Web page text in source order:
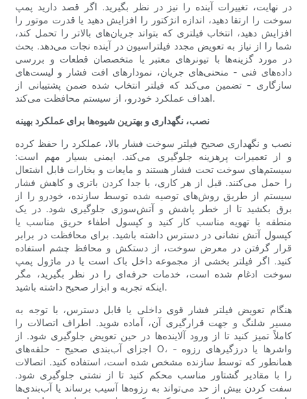
در نهایت، تغییرات آینده را نیز در نظر بگیرید. اگر قصد دارید پمپ
سوخت را ارتقا دهید، اندازه انژکتور را افزایش دهید یا قدرت موتور را
افزایش دهید، انتخاب فیلتری که بتواند جریان‌های بالاتر را تحمل کند،
شما را از نیاز به تعویض مجدد فیلتراسیون در آینده نجات می‌دهد. بحث
در مورد گزینه‌ها با تیونرهای معتبر یا متخصصان قطعات و بررسی
داده‌های فنی - منحنی‌های جریان، نمودارهای افت فشار و لیست‌های
سازگاری - تضمین می‌کند که فیلتر انتخاب شده ضمن پشتیبانی از
اهداف عملکرد خودرو، از سیستم محافظت می‌کند.
نصب، نگهداری و بهترین شیوه‌ها برای عملکرد بهینه
نصب و نگهداری صحیح فیلتر سوخت فشار بالا، عملکرد را حفظ کرده
و از تعمیرات پرهزینه جلوگیری می‌کند. ایمنی بسیار مهم است:
سیستم‌های سوخت تحت فشار هستند و مایعات و بخارات قابل اشتعال
را حمل می‌کنند. قبل از هر کاری، با جدا کردن باتری و کاهش فشار
سیستم از طریق روش‌های توصیه شده توسط سازنده، خودرو را از
برق بکشید تا از خطر پاشش و آتش‌سوزی جلوگیری شود. در یک
منطقه با تهویه مناسب کار کنید و کپسول اطفاء حریق مناسب یا
کپسول آتش نشانی در دسترس داشته باشید. برای محافظت در برابر
قرار گرفتن در معرض سوخت، از دستکش و محافظ چشم استفاده
کنید. اگر فیلتر بخشی از مجموعه داخل باک است یا در ماژول پمپ
سوخت ادغام شده است، خدمات حرفه‌ای را در نظر بگیرید، مگر
اینکه تجربه و ابزار صحیح داشته باشید.
هنگام تعویض فیلتر فشار قوی داخلی یا قابل دسترس، با توجه به
مسیر شلنگ و جهت قرارگیری آن، آماده شوید. اطراف اتصالات را
کاملاً تمیز کنید تا از ورود آلاینده‌ها در حین تعویض جلوگیری شود. از
اجزای آب‌بندی صحیح - حلقه‌های O، واشرها یا درزگیرهای رزوه -
همانطور که توسط سازنده مشخص شده است، استفاده کنید. اتصالات
را با مقادیر گشتاور مناسب محکم کنید تا از نشتی جلوگیری شود.
سفت کردن بیش از حد می‌تواند به رزوه‌ها آسیب برساند یا آب‌بندی‌ها